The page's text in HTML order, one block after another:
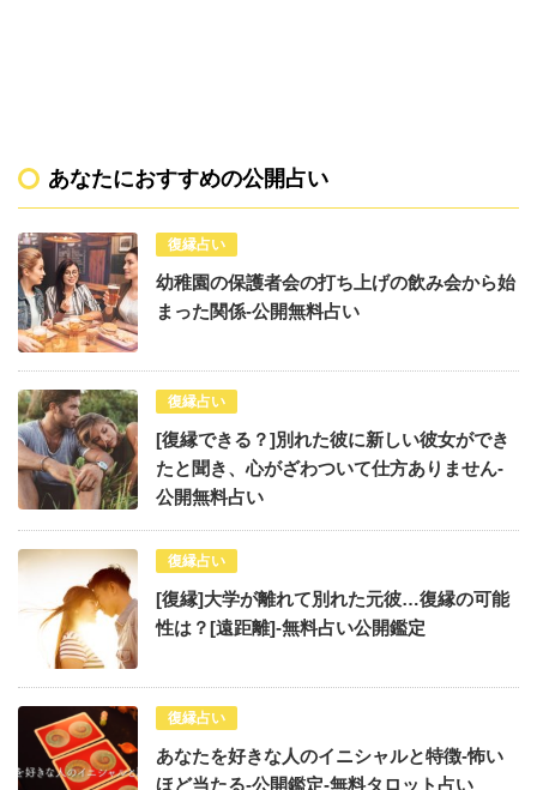
あなたにおすすめの公開占い
復縁占い
幼稚園の保護者会の打ち上げの飲み会から始
まった関係-公開無料占い
復縁占い
[復縁できる？]別れた彼に新しい彼女ができ
たと聞き、心がざわついて仕方ありません-
公開無料占い
復縁占い
[復縁]大学が離れて別れた元彼…復縁の可能
性は？[遠距離]-無料占い公開鑑定
復縁占い
あなたを好きな人のイニシャルと特徴-怖い
ほど当たる-公開鑑定-無料タロット占い